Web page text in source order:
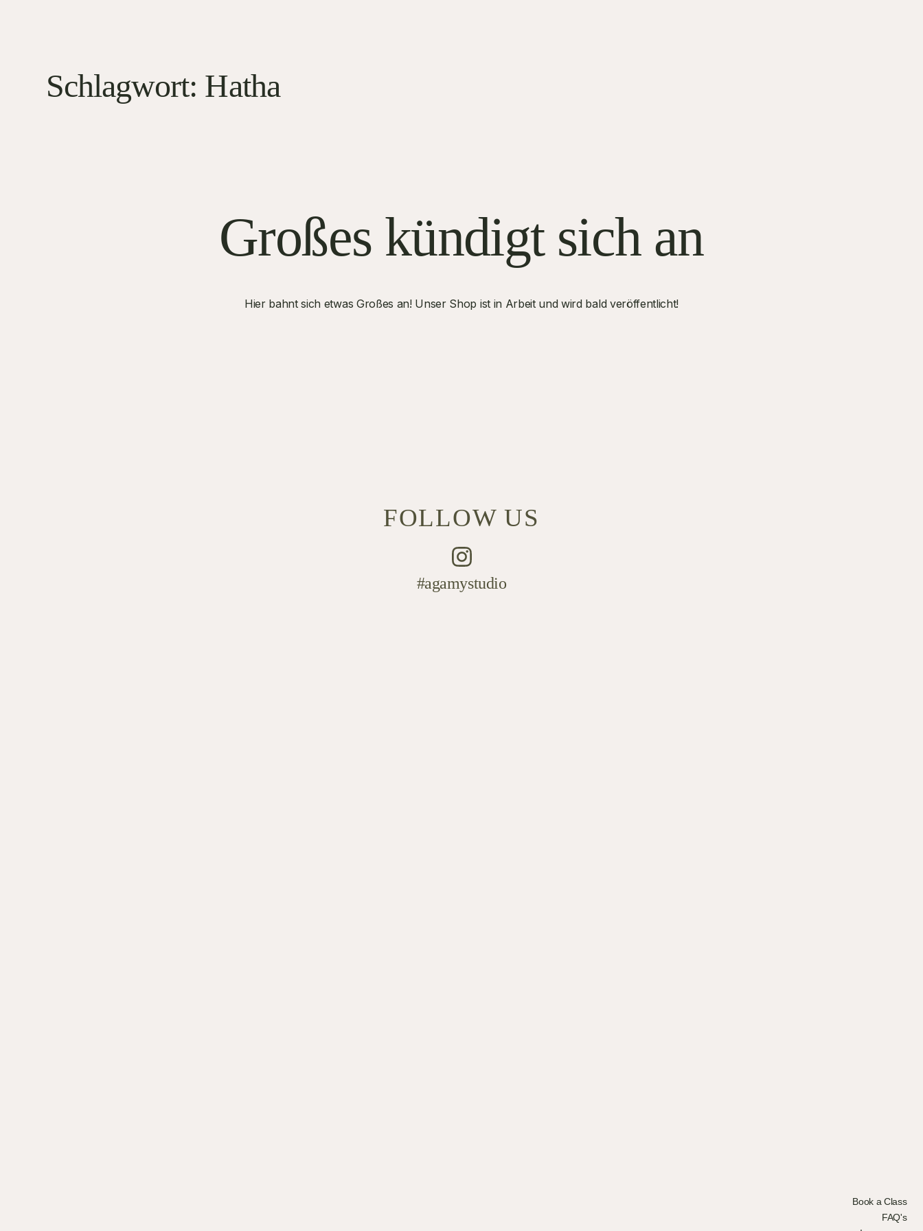
Schlagwort: Hatha
Großes kündigt sich an
Hier bahnt sich etwas Großes an! Unser Shop ist in Arbeit und wird bald veröffentlicht!
FOLLOW US
#agamystudio
Book a Class
FAQ's